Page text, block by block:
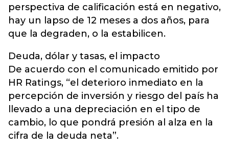
perspectiva de calificación está en negativo,
hay un lapso de 12 meses a dos años, para
que la degraden, o la estabilicen.
Deuda, dólar y tasas, el impacto
De acuerdo con el comunicado emitido por
HR Ratings, “el deterioro inmediato en la
percepción de inversión y riesgo del país ha
llevado a una depreciación en el tipo de
cambio, lo que pondrá presión al alza en la
cifra de la deuda neta”.